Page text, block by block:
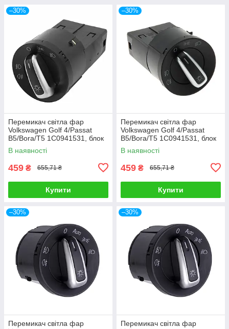
–30%
Перемикач світла фар
Volkswagen Golf 4/Passat
B5/Bora/T5 1C0941531, блок
перемикання світла
В наявності
459 ₴ 655,71 ₴
Купити
–30%
Перемикач світла фар
Volkswagen Golf 4/Passat
B5/Bora/T5 1C0941531, блок
перемикання світла
В наявності
459 ₴ 655,71 ₴
Купити
–30%
Перемикач світла фар
–30%
Перемикач світла фар